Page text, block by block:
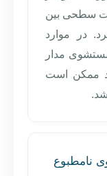
سطحی بین
در موارد
مدار
ممکن است
نامطبوع